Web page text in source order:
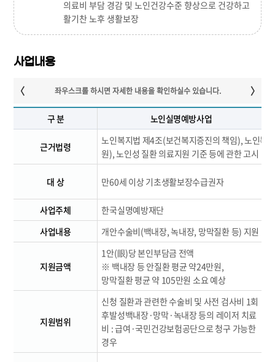
의료비 부담 경감 및 노인건강수준 향상으로 건강하고
활기찬 노후 생활보장
사업내용
구 분 노인실명예방사업
근거법령
노인복지법 제4조(보건복지증진의 책임), 노인복
원), 노인성 질환 의료지원 기준 등에 관한 고시
대 상 만60세 이상 기초생활보장수급권자
사업주체
한국실명예방재단
사업내용
개안수술비(백내장, 녹내장, 망막질환 등) 지원
지원금액
1안(眼)당 본인부담금 전액
※ 백내장 등 안질환 평균 약24만원,
망막질환 평균 약 105만원 소요 예상
지원범위
신청 질환과 관련한 수술비 및 사전 검사비 1회
후발성백내장·망막·녹내장 등의 레이저 치료
비 : 급여·국민건강보험공단으로 청구 가능한
경우